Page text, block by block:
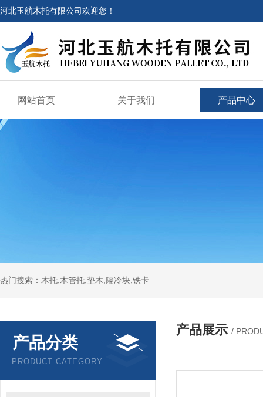
河北玉航木托有限公司欢迎您！
网站首页 关于我们 产品中心
热门搜索：木托,木管托,垫木,隔冷块,铁卡
产品分类
PRODUCT CATEGORY
产品展示 /